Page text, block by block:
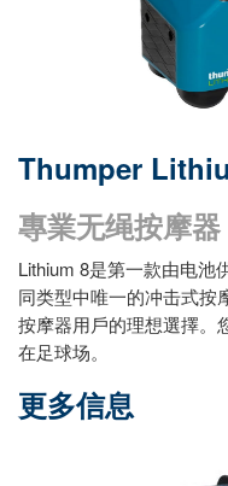
Thumper
專業无绳按摩器
Lithium 8是第一款由电池
同类型中唯一的冲击式按
按摩器用戶的理想選擇。
在足球场。
更多信息